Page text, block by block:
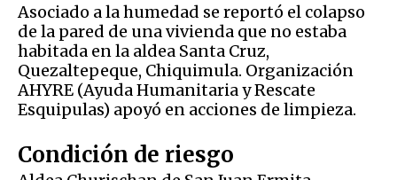
Asociado a la humedad se reportó el colapso
de la pared de una vivienda que no estaba
habitada en la aldea Santa Cruz,
Quezaltepeque, Chiquimula. Organización
AHYRE (Ayuda Humanitaria y Rescate
Esquipulas) apoyó en acciones de limpieza.
Condición de riesgo